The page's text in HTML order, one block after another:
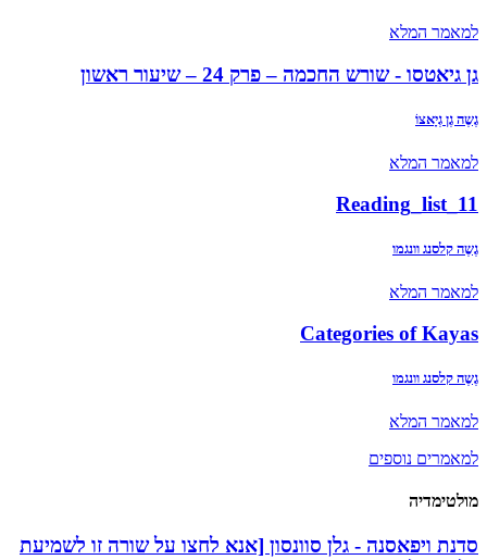
למאמר המלא
גן גיאטסו - שורש החכמה – פרק 24 – שיעור ראשון
גֶשֶה גֶן גְיָאצוֹ
למאמר המלא
11_Reading_list
גֶשֶה קלסנג וונגמו
למאמר המלא
Categories of Kayas
גֶשֶה קלסנג וונגמו
למאמר המלא
למאמרים נוספים
מולטימדיה
סדנת ויפאסנה - גלן סוונסון [אנא לחצו על שורה זו לשמיעת